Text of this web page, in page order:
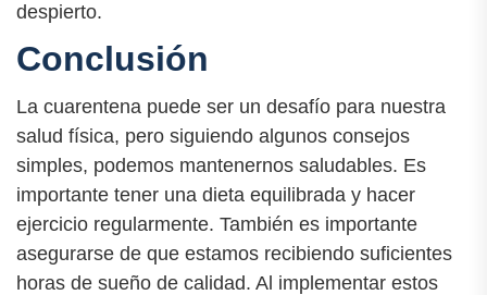
despierto.
Conclusión
La cuarentena puede ser un desafío para nuestra
salud física, pero siguiendo algunos consejos
simples, podemos mantenernos saludables. Es
importante tener una dieta equilibrada y hacer
ejercicio regularmente. También es importante
asegurarse de que estamos recibiendo suficientes
horas de sueño de calidad. Al implementar estos